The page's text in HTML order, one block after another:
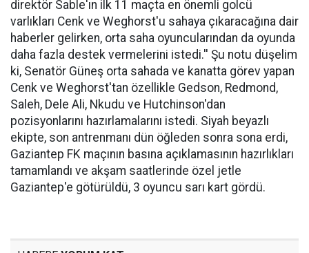
direktör Sable'ın ilk 11 maçta en önemli golcü
varlıkları Cenk ve Weghorst'u sahaya çıkaracağına dair
haberler gelirken, orta saha oyuncularından da oyunda
daha fazla destek vermelerini istedi.'' Şu notu düşelim
ki, Senatör Güneş orta sahada ve kanatta görev yapan
Cenk ve Weghorst'tan özellikle Gedson, Redmond,
Saleh, Dele Ali, Nkudu ve Hutchinson'dan
pozisyonlarını hazırlamalarını istedi. Siyah beyazlı
ekipte, son antrenmanı dün öğleden sonra sona erdi,
Gaziantep FK maçının basına açıklamasının hazırlıkları
tamamlandı ve akşam saatlerinde özel jetle
Gaziantep'e götürüldü, 3 oyuncu sarı kart gördü.